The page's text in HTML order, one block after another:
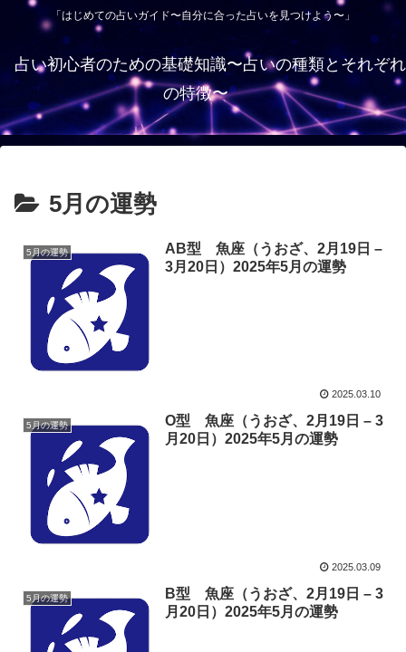
「はじめての占いガイド〜自分に合った占いを見つけよう〜」
占い初心者のための基礎知識〜占いの種類とそれぞれ
の特徴〜
5月の運勢
5月の運勢
AB型 魚座（うおざ、2月19日 –
3月20日）2025年5月の運勢
2025.03.10
5月の運勢
O型 魚座（うおざ、2月19日 – 3
月20日）2025年5月の運勢
2025.03.09
5月の運勢
B型 魚座（うおざ、2月19日 – 3
月20日）2025年5月の運勢